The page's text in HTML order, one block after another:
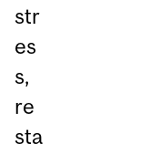
str
es
s,
re
sta